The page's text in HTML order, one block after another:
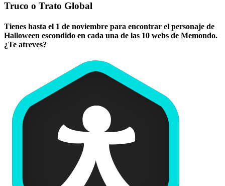
Truco o Trato Global
Tienes hasta el 1 de noviembre para encontrar el personaje de
Halloween escondido en cada una de las 10 webs de Memondo.
¿Te atreves?